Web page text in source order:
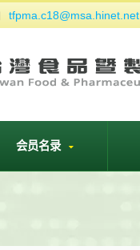
tfpma.c18@msa.hinet.net
会员名录